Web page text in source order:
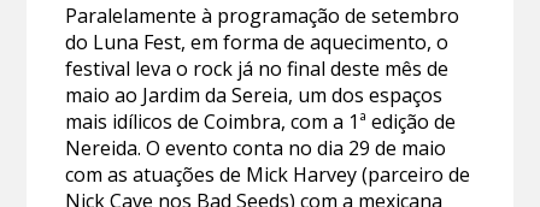
Paralelamente à programação de setembro
do Luna Fest, em forma de aquecimento, o
festival leva o rock já no final deste mês de
maio ao Jardim da Sereia, um dos espaços
mais idílicos de Coimbra, com a 1ª edição de
Nereida. O evento conta no dia 29 de maio
com as atuações de Mick Harvey (parceiro de
Nick Cave nos Bad Seeds) com a mexicana